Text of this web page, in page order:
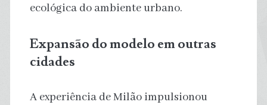
ecológica do ambiente urbano.
Expansão do modelo em outras
cidades
A experiência de Milão impulsionou